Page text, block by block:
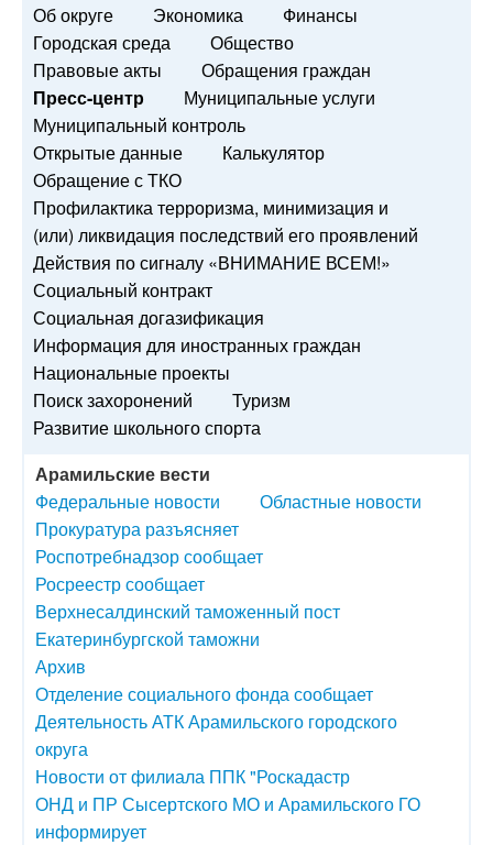
Об округе Экономика
Финансы
Городская среда
Общество
Правовые акты
Обращения граждан
Пресс-центр
Муниципальные услуги
Муниципальный контроль
Открытые данные
Калькулятор
Обращение с ТКО
Профилактика терроризма, минимизация и
(или) ликвидация последствий его проявлений
Действия по сигналу «ВНИМАНИЕ ВСЕМ!»
Социальный контракт
Социальная догазификация
Информация для иностранных граждан
Национальные проекты
Поиск захоронений
Туризм
Развитие школьного спорта
Арамильские вести
Федеральные новости
Областные новости
Прокуратура разъясняет
Роспотребнадзор сообщает
Росреестр сообщает
Верхнесалдинский таможенный пост
Екатеринбургской таможни
Архив
Отделение социального фонда сообщает
Деятельность АТК Арамильского городского
округа
Новости от филиала ППК "Роскадастр
ОНД и ПР Сысертского МО и Арамильского ГО
информирует